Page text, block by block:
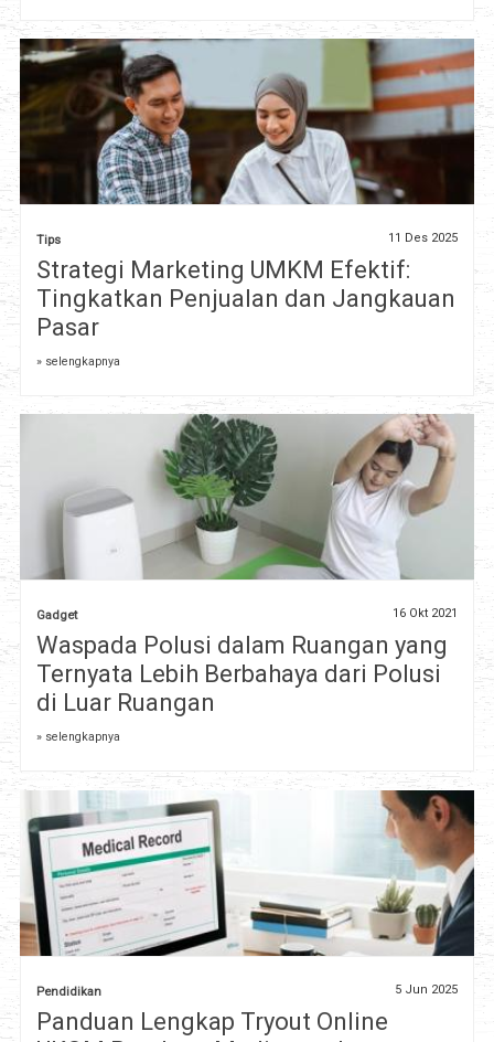
Tips 11 Des 2025
Strategi Marketing UMKM Efektif:
Tingkatkan Penjualan dan Jangkauan
Pasar
» selengkapnya
Gadget 16 Okt 2021
Waspada Polusi dalam Ruangan yang
Ternyata Lebih Berbahaya dari Polusi
di Luar Ruangan
» selengkapnya
Pendidikan 5 Jun 2025
Panduan Lengkap Tryout Online